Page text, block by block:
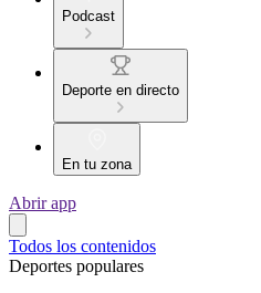
Podcast
Deporte en directo
En tu zona
Abrir app
Todos los contenidos
Deportes populares